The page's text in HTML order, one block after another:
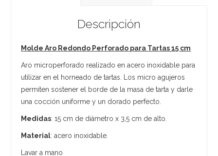
Descripción
Molde Aro Redondo Perforado para Tartas 15 cm
Aro microperforado realizado en acero inoxidable para
utilizar en el horneado de tartas. Los micro agujeros
permiten sostener el borde de la masa de tarta y darle
una cocción uniforme y un dorado perfecto.
Medidas: 15 cm de diámetro x 3,5 cm de alto.
Material: acero inoxidable.
Lavar a mano